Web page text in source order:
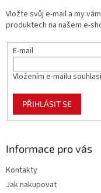
Vložte svůj e-mail a my
produktech na našem e-
E-mail
Vložením e-mailu
PŘIHLÁSIT SE
Informace pro vás
Kontakty
Jak nakupovat